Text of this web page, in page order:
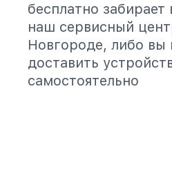
бесплатно
наш сервисный
Новгороде, либо вы
доставить
самостоятельно